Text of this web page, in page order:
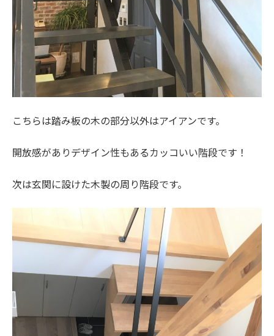
こちらは踏み板の木の部分以外はアイアンです。
開放感がありデザイン性もあるカッコいい階段です！
次は玄関に設けた木製の周り階段です。